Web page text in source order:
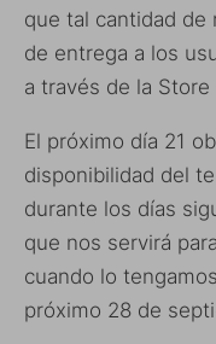
que tal cantidad de
de entrega a los
a través de la Store
El próximo día 21
disponibilidad del
durante los días
que nos servirá
cuando lo
próximo 28 de